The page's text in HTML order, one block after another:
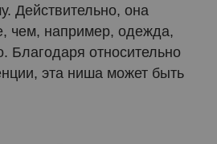
Действительно, она
чем, например, одежда,
Благодаря относительно
эта ниша может быть